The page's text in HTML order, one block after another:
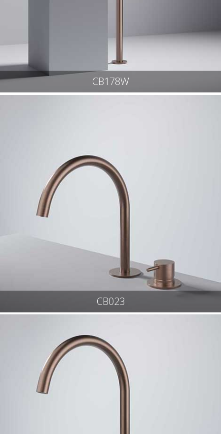
CB178W
CB023